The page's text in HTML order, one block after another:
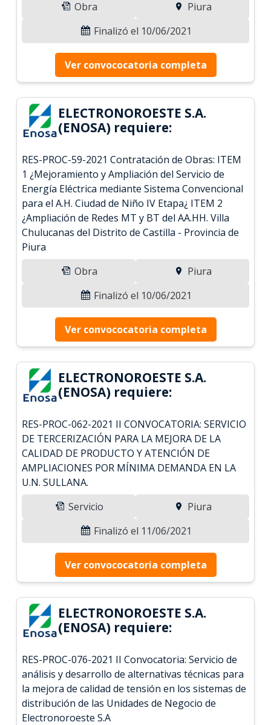
Obra
Piura
Finalizó el 10/06/2021
Ver convococatoria completa
ELECTRONOROESTE S.A.
(ENOSA) requiere:
RES-PROC-59-2021 Contratación de Obras: ITEM
1 ¿Mejoramiento y Ampliación del Servicio de
Energía Eléctrica mediante Sistema Convencional
para el A.H. Ciudad de Niño IV Etapa¿ ITEM 2
¿Ampliación de Redes MT y BT del AA.HH. Villa
Chulucanas del Distrito de Castilla - Provincia de
Piura
Obra
Piura
Finalizó el 10/06/2021
Ver convococatoria completa
ELECTRONOROESTE S.A.
(ENOSA) requiere:
RES-PROC-062-2021 II CONVOCATORIA: SERVICIO
DE TERCERIZACIÓN PARA LA MEJORA DE LA
CALIDAD DE PRODUCTO Y ATENCIÓN DE
AMPLIACIONES POR MÍNIMA DEMANDA EN LA
U.N. SULLANA.
Servicio
Piura
Finalizó el 11/06/2021
Ver convococatoria completa
ELECTRONOROESTE S.A.
(ENOSA) requiere:
RES-PROC-076-2021 II Convocatoria: Servicio de
análisis y desarrollo de alternativas técnicas para
la mejora de calidad de tensión en los sistemas de
distribución de las Unidades de Negocio de
Electronoroeste S.A